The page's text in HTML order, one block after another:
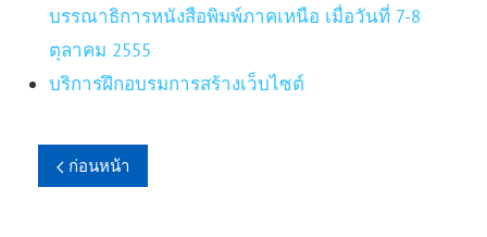
บรรณาธิการหนังสือพิมพ์ภาคเหนือ เมื่อวันที่ 7-8
ตุลาคม 2555
บริการฝึกอบรมการสร้างเว็บไซต์
ก่อนหน้า